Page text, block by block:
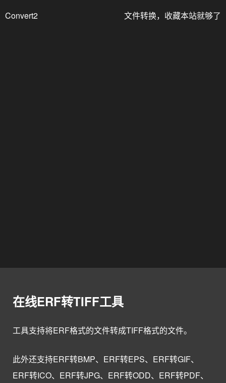
Convert2 文件转换，收藏本站就够了
在线ERF转TIFF工具
工具支持将ERF格式的文件转成TIFF格式的文件。
此外还支持ERF转BMP、ERF转EPS、ERF转GIF、
ERF转ICO、ERF转JPG、ERF转ODD、ERF转PDF、